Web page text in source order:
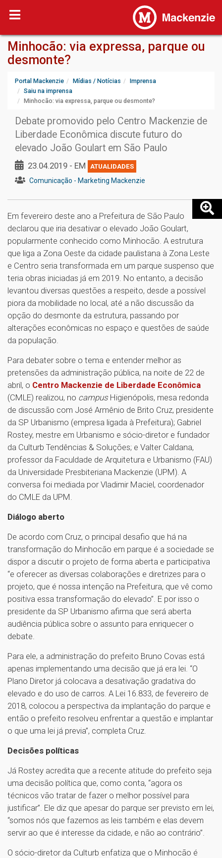
Minhocão: via expressa, parque ou
desmonte?
Portal Mackenzie Mídias / Notícias
Imprensa
Saiu na imprensa
Minhocão: via expressa, parque ou desmonte?
Debate promovido pelo Centro Mackenzie de
Liberdade Econômica discute futuro do
elevado João Goulart em São Paulo
23.04.2019 - EM ATUALIDADES
Comunicação - Marketing Mackenzie
Em fevereiro deste ano a Prefeitura de São Paulo
declarou que iria desativar o elevado João Goulart,
popularmente conhecido como Minhocão. A estrutura
que liga a Zona Oeste da cidade paulistana à Zona Leste
e Centro seria transformada em um parque suspenso que
teria obras iniciadas já em 2019. No entanto, a decisão
levantou diversas questões a respeito, desde a possível
piora da mobilidade no local, até a não discussão da
opção do desmonte da estrutura, passando por
alterações econômicas no espaço e questões de saúde
da população.
Para debater sobre o tema e entender melhor as
pretensões da administração pública, na noite de 22 de
abril, o Centro Mackenzie de Liberdade Econômica
(CMLE) realizou, no campus Higienópolis, mesa redonda
de discussão com José Armênio de Brito Cruz, presidente
da SP Urbanismo (empresa ligada à Prefeitura); Gabriel
Rostey, mestre em Urbanismo e sócio-diretor e fundador
da Culturb Tendências & Soluções; e Valter Caldana,
professor da Faculdade de Arquitetura e Urbanismo (FAU)
da Universidade Presbiteriana Mackenzie (UPM). A
conversa foi mediada por Vladimir Maciel, coordenador
do CMLE da UPM.
Diálogo aberto
De acordo com Cruz, o principal desafio que há na
transformação do Minhocão em parque é a sociedade se
dispor a discutir o projeto de forma aberta e participativa
“e oferecer as diversas colaborações e diretrizes para o
projeto, que é nossa intenção na Prefeitura, que vê como
positiva essa transformação do elevado”. E por isso o
presidente da SP Urbanismo afirma que será aberta
audiência pública sobre o assunto para enriquecer o
debate.
Para ele, a administração do prefeito Bruno Covas está
apenas implementando uma decisão que já era lei. “O
Plano Diretor já colocava a desativação gradativa do
elevado e do uso de carros. A Lei 16.833, de fevereiro de
2018, colocou a perspectiva da implantação do parque e
então o prefeito resolveu enfrentar a questão e implantar
o que uma lei já previa”, completa Cruz.
Decisões políticas
Já Rostey acredita que a recente atitude do prefeito seja
uma decisão política que, como conta, “agora os
técnicos vão tratar de fazer o melhor possível para
justificar”. Ele diz que apesar do parque ser previsto em lei,
“somos nós que fazemos as leis também e elas devem
servir ao que é interesse da cidade, e não ao contrário”.
O sócio-diretor da Culturb enfatiza que o Minhocão é